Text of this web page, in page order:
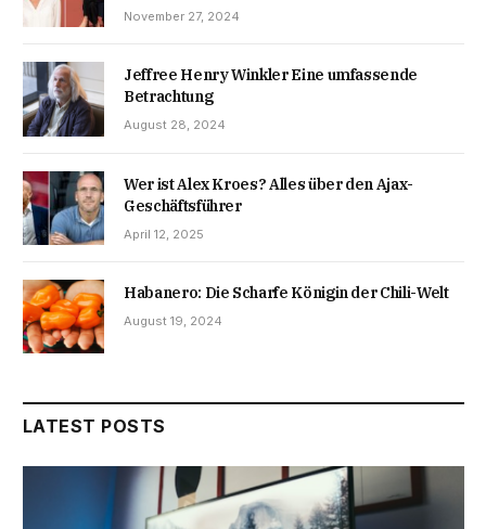
November 27, 2024
Jeffree Henry Winkler Eine umfassende
Betrachtung
August 28, 2024
Wer ist Alex Kroes? Alles über den Ajax-
Geschäftsführer
April 12, 2025
Habanero: Die Scharfe Königin der Chili-Welt
August 19, 2024
LATEST POSTS